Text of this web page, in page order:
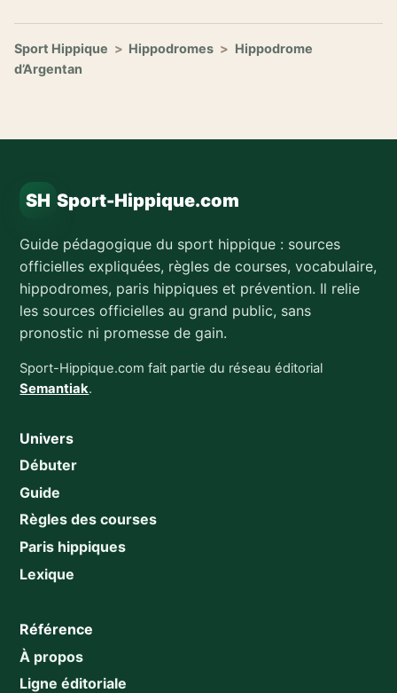
Sport Hippique > Hippodromes > Hippodrome
d’Argentan
SH Sport-Hippique.com
Guide pédagogique du sport hippique : sources
officielles expliquées, règles de courses, vocabulaire,
hippodromes, paris hippiques et prévention. Il relie
les sources officielles au grand public, sans
pronostic ni promesse de gain.
Sport-Hippique.com fait partie du réseau éditorial
Semantiak.
Univers
Débuter
Guide
Règles des courses
Paris hippiques
Lexique
Référence
À propos
Ligne éditoriale